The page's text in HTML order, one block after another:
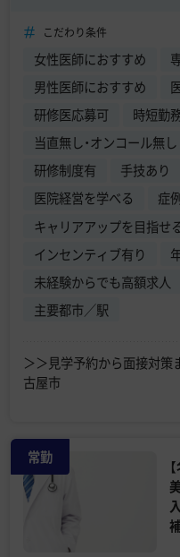
こだわり条件
女性医師におすすめ
男性医師におすすめ
研修医応募可
時短勤
当直無し・オンコール無し
研修制度有
手技あり
医院経営を学べる
症
キャリアアップを目指せ
インセンティブ有り
未経験からでも高額求人
主要都市／駅
＞＞見学予約から面接対
古屋市
常勤